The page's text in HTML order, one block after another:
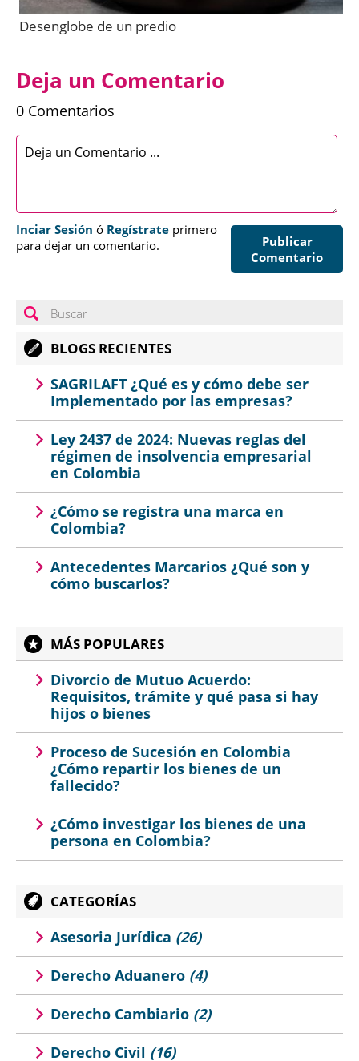
Desenglobe de un predio
Deja un Comentario
0 Comentarios
Publicar
Comentario
Inciar Sesión ó Regístrate primero
para dejar un comentario.
BLOGS RECIENTES
SAGRILAFT ¿Qué es y cómo debe ser
Implementado por las empresas?
Ley 2437 de 2024: Nuevas reglas del
régimen de insolvencia empresarial
en Colombia
¿Cómo se registra una marca en
Colombia?
Antecedentes Marcarios ¿Qué son y
cómo buscarlos?
MÁS POPULARES
Divorcio de Mutuo Acuerdo:
Requisitos, trámite y qué pasa si hay
hijos o bienes
Proceso de Sucesión en Colombia
¿Cómo repartir los bienes de un
fallecido?
¿Cómo investigar los bienes de una
persona en Colombia?
CATEGORÍAS
Asesoria Jurídica (26)
Derecho Aduanero (4)
Derecho Cambiario (2)
Derecho Civil (16)